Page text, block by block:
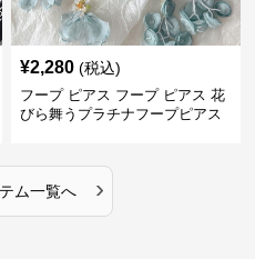
¥2,280 (税込)
フープ ピアス フープ ピアス 花
びら舞うプラチナフープピアス
ム一覧へ ›